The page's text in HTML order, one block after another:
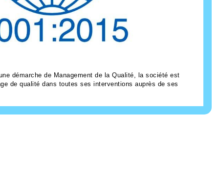
démarche de Management de la Qualité, la société est
de qualité dans toutes ses interventions auprès de ses